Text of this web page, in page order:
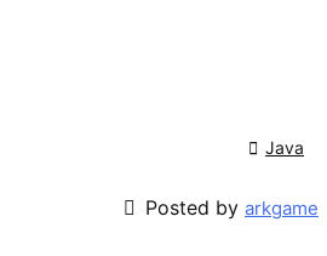
 Java
 Posted by arkgame